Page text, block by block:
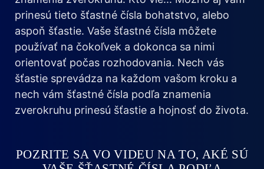
prinesú tieto šťastné čísla bohatstvo, alebo
aspoň šťastie. Vaše šťastné čísla môžete
používať na čokoľvek a dokonca sa nimi
orientovať počas rozhodovania. Nech vás
šťastie sprevádza na každom vašom kroku a
nech vám šťastné čísla podľa znamenia
zverokruhu prinesú šťastie a hojnosť do života.
POZRITE SA VO VIDEU NA TO, AKÉ SÚ